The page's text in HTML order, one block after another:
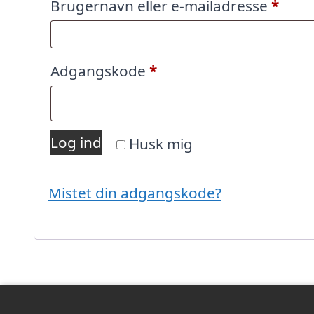
Brugernavn eller e-mailadresse *
Adgangskode *Påkrævet
Husk mig
Log ind
Mistet din adgangskode?